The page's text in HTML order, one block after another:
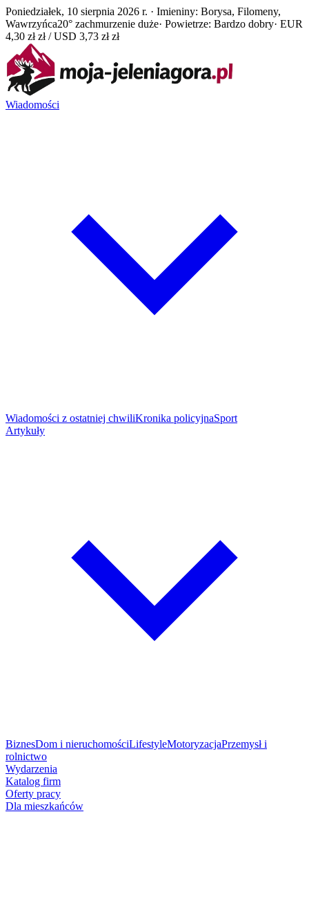
Poniedziałek, 10 sierpnia 2026 r. · Imieniny: Borysa, Filomeny,
Wawrzyńca20° zachmurzenie duże· Powietrze: Bardzo dobry· EUR
4,30 zł zł / USD 3,73 zł zł
Wiadomości
Wiadomości z ostatniej chwiliKronika policyjnaSport
Artykuły
BiznesDom i nieruchomościLifestyleMotoryzacjaPrzemysł i
rolnictwo
Wydarzenia
Katalog firm
Oferty pracy
Dla mieszkańców